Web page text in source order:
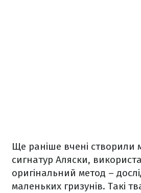
Ще раніше вчені створили
сигнатур Аляски,
оригінальний метод –
маленьких гризунів. Такі